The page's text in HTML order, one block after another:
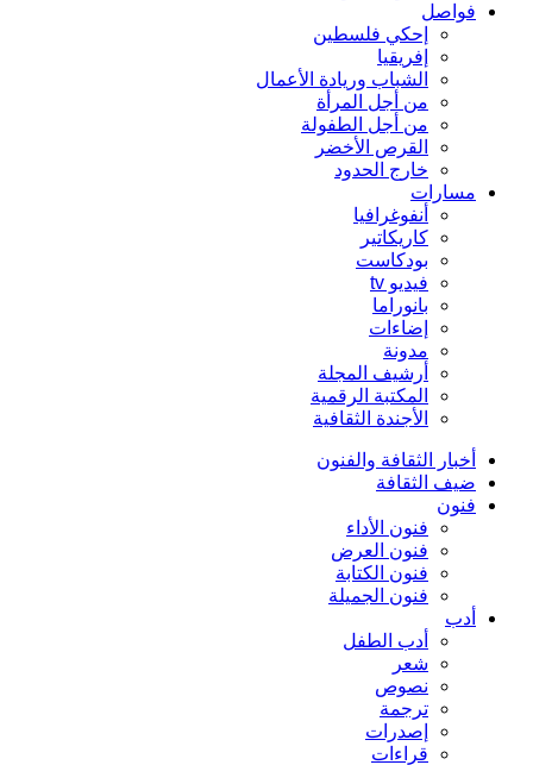
فواصل
إحكي فلسطين
إفريقيا
الشباب وريادة الأعمال
من أجل المرأة
من أجل الطفولة
القرص الأخضر
خارج الحدود
مسارات
أنفوغرافيا
كاريكاتير
بودكاست
فيديو tv
بانوراما
إضاءات
مدونة
أرشيف المجلة
المكتبة الرقمية
الأجندة الثقافية
أخبار الثقافة والفنون
ضيف الثقافة
فنون
فنون الأداء
فنون العرض
فنون الكتابة
فنون الجميلة
أدب
أدب الطفل
شعر
نصوص
ترجمة
إصدرات
قراءات